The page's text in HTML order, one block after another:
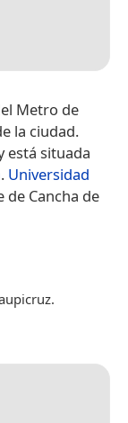
Metro de
la ciudad.
está situada
. Universidad
de Cancha de